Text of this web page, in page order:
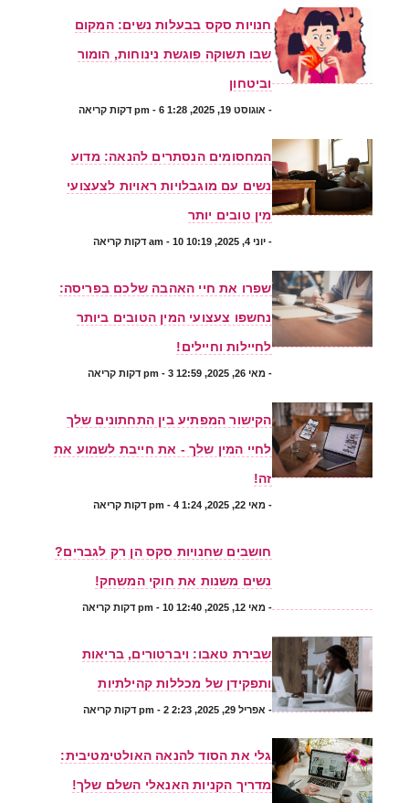
חנויות סקס בבעלות נשים: המקום
שבו תשוקה פוגשת נינוחות, הומור
וביטחון
- אוגוסט 19, 2025, 1:28 pm - 6 דקות קריאה
המחסומים הנסתרים להנאה: מדוע
נשים עם מוגבלויות ראויות לצעצועי
מין טובים יותר
- יוני 4, 2025, 10:19 am - 10 דקות קריאה
שפרו את חיי האהבה שלכם בפריסה:
נחשפו צעצועי המין הטובים ביותר
לחיילות וחיילים!
- מאי 26, 2025, 12:59 pm - 3 דקות קריאה
הקישור המפתיע בין התחתונים שלך
לחיי המין שלך - את חייבת לשמוע את
זה!
- מאי 22, 2025, 1:24 pm - 4 דקות קריאה
חושבים שחנויות סקס הן רק לגברים?
נשים משנות את חוקי המשחק!
- מאי 12, 2025, 12:40 pm - 10 דקות קריאה
שבירת טאבו: ויברטורים, בריאות
ותפקידן של מכללות קהילתיות
- אפריל 29, 2025, 2:23 pm - 2 דקות קריאה
גלי את הסוד להנאה האולטימטיבית:
מדריך הקניות האנאלי השלם שלך!